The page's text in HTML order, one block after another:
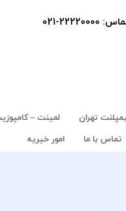
22220000-021
تهران لمینت –
تماس با ما امور خیریه